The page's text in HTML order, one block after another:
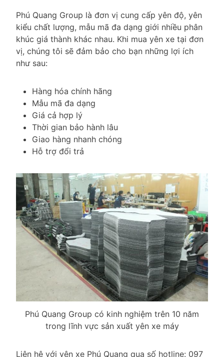
Phú Quang Group là đơn vị cung cấp yên độ, yên
kiểu chất lượng, mẫu mã đa dạng giới nhiều phân
khúc giá thành khác nhau. Khi mua yên xe tại đơn
vị, chúng tôi sẽ đảm bảo cho bạn những lợi ích
như sau:
Hàng hóa chính hãng
Mẫu mã đa dạng
Giá cả hợp lý
Thời gian bảo hành lâu
Giao hàng nhanh chóng
Hỗ trợ đổi trả
Phú Quang Group có kinh nghiệm trên 10 năm
trong lĩnh vực sản xuất yên xe máy
Liên hệ với yên xe Phú Quang qua số hotline: 097